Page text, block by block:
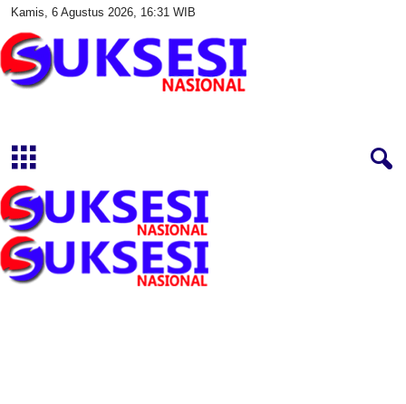
Kamis, 6 Agustus 2026, 16:31 WIB
s
i
a
s